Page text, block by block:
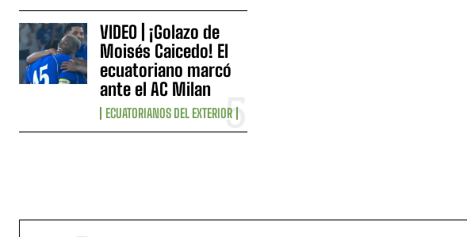
VIDEO | ¡Golazo de
Moisés Caicedo! El
ecuatoriano marcó
ante el AC Milan
ECUATORIANOS DEL EXTERIOR